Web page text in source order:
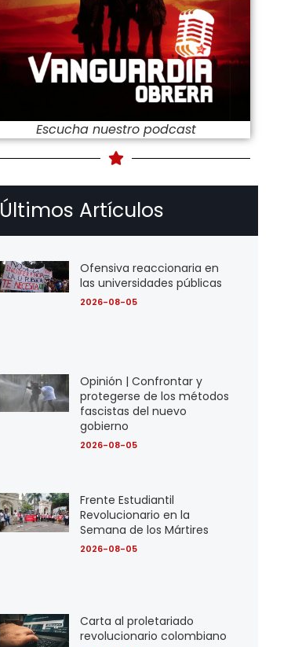
Escucha nuestro podcast
Últimos Artículos
Ofensiva reaccionaria en
las universidades públicas
2026-08-05
Opinión | Confrontar y
protegerse de los métodos
fascistas del nuevo
gobierno
2026-08-05
Frente Estudiantil
Revolucionario en la
Semana de los Mártires
2026-08-05
Carta al proletariado
revolucionario colombiano